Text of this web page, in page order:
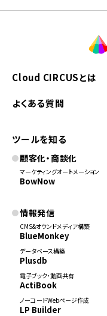
Cloud CIRCUSとは
よくある質問
ツールを知る
顧客化・商談化
マーケティングオートメーション
BowNow
情報発信
CMS&オウンドメディア構築
BlueMonkey
データベース構築
Plusdb
電子ブック・動画共有
ActiBook
ノーコードWebページ作成
LP Builder